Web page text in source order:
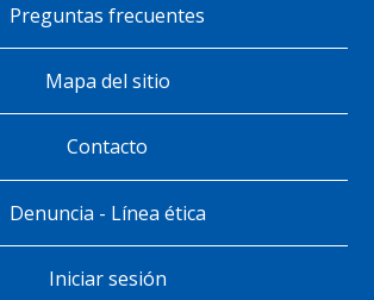
Preguntas frecuentes
Mapa del sitio
Contacto
Denuncia - Línea ética
Iniciar sesión